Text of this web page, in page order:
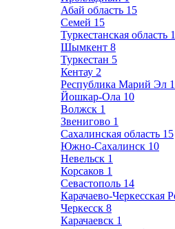
Абай область 15
Семей 15
Туркестанская область
Шымкент 8
Туркестан 5
Кентау 2
Республика Марий Эл
Йошкар-Ола 10
Волжск 1
Звенигово 1
Сахалинская область 15
Южно-Сахалинск 10
Невельск 1
Корсаков 1
Севастополь 14
Карачаево-Черкесская
Черкесск 8
Карачаевск 1